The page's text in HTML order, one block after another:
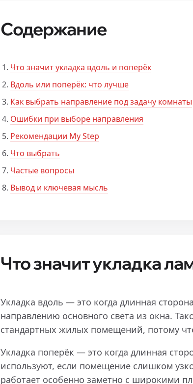
Содержание
Что значит укладка вдоль и поперёк
Вдоль или поперёк: что лучше
Как выбрать направление под задачу комнаты
Ошибки при выборе направления
Рекомендации My Step
Что выбрать
Частые вопросы
Вывод и ключевая мысль
Что значит укладка
Укладка вдоль — это когда длинная
направлению основного света из окна.
стандартных жилых помещений, потому
Укладка поперёк — это когда длинная
используют, если помещение слишком
работает особенно заметно с широкими